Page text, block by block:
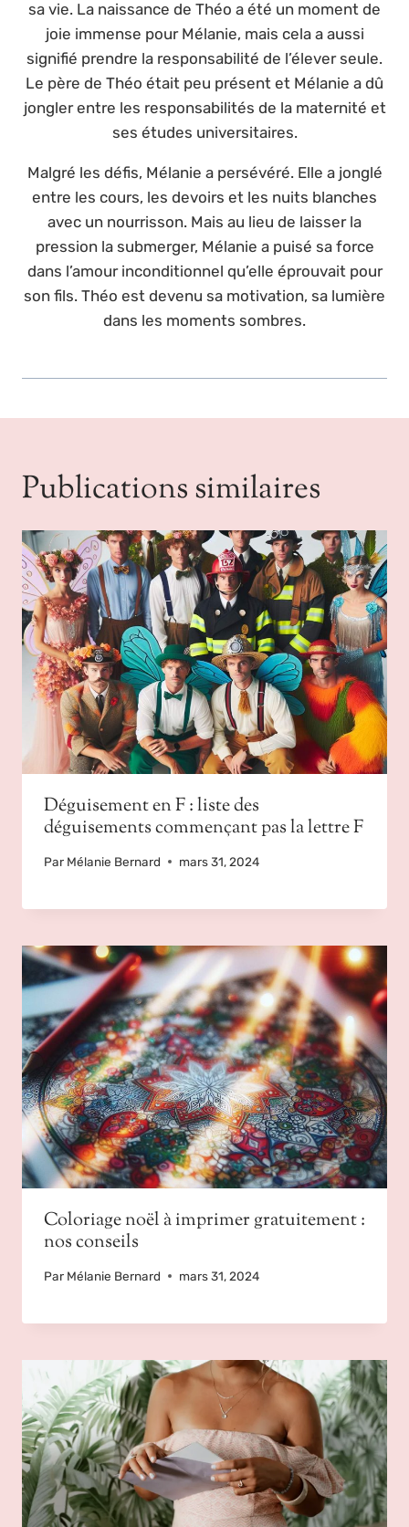
sa vie. La naissance de Théo a été un moment de
joie immense pour Mélanie, mais cela a aussi
signifié prendre la responsabilité de l’élever seule.
Le père de Théo était peu présent et Mélanie a dû
jongler entre les responsabilités de la maternité et
ses études universitaires.
Malgré les défis, Mélanie a persévéré. Elle a jonglé
entre les cours, les devoirs et les nuits blanches
avec un nourrisson. Mais au lieu de laisser la
pression la submerger, Mélanie a puisé sa force
dans l’amour inconditionnel qu’elle éprouvait pour
son fils. Théo est devenu sa motivation, sa lumière
dans les moments sombres.
Publications similaires
Déguisement en F : liste des
déguisements commençant pas la lettre F
Par Mélanie Bernard mars 31, 2024
Coloriage noël à imprimer gratuitement :
nos conseils
Par Mélanie Bernard mars 31, 2024